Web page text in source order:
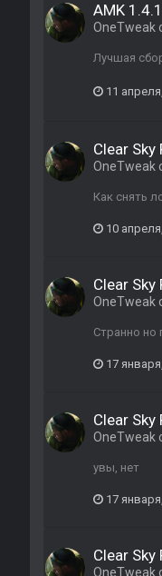
AMK 1.4.1
OneTweak
Лучшая
11
Clear Sky
OneTweak
Как снять
10
Clear Sky
OneTweak
Странно но
17
Clear Sky
OneTweak
увы, нет
17
Clear Sky
OneTweak